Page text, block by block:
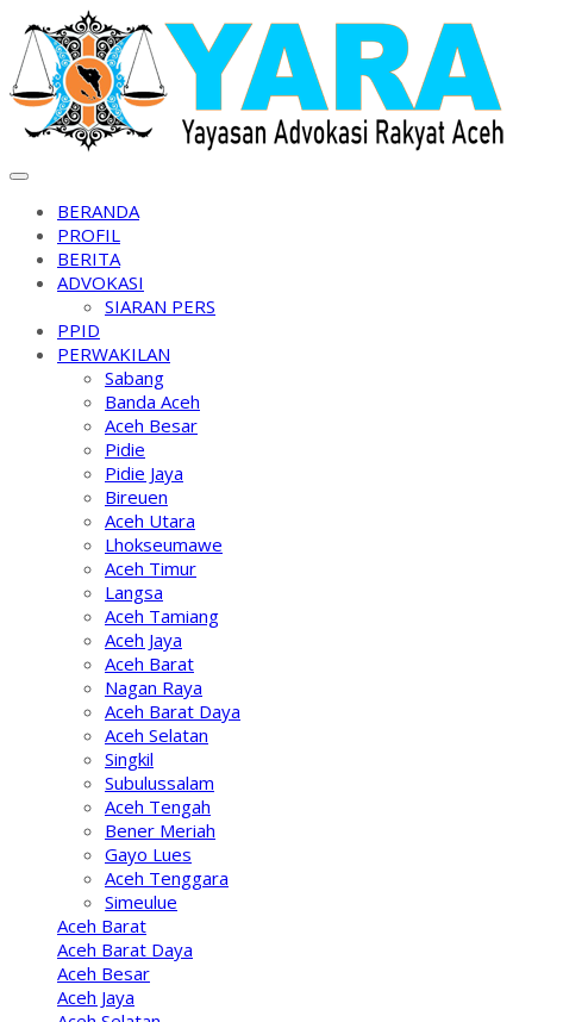
Skip
to
content
BERANDA
PROFIL
BERITA
ADVOKASI
SIARAN PERS
PPID
PERWAKILAN
Sabang
Banda Aceh
Aceh Besar
Pidie
Pidie Jaya
Bireuen
Aceh Utara
Lhokseumawe
Aceh Timur
Langsa
Aceh Tamiang
Aceh Jaya
Aceh Barat
Nagan Raya
Aceh Barat Daya
Aceh Selatan
Singkil
Subulussalam
Aceh Tengah
Bener Meriah
Gayo Lues
Aceh Tenggara
Simeulue
Aceh Barat
Aceh Barat Daya
Aceh Besar
Aceh Jaya